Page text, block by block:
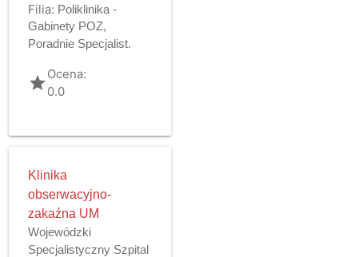
Filia: Poliklinika -
Gabinety POZ,
Poradnie Specjalist.
gradeOcena:
0.0
Klinika
obserwacyjno-
zakaźna UM
Wojewódzki
Specjalistyczny Szpital